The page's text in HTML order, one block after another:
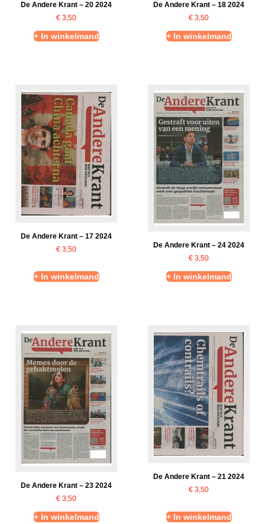
De Andere Krant – 20 2024
€ 3,50
+ In winkelmand
De Andere Krant – 18 2024
€ 3,50
+ In winkelmand
De Andere Krant – 17 2024
€ 3,50
+ In winkelmand
De Andere Krant – 24 2024
€ 3,50
+ In winkelmand
De Andere Krant – 23 2024
€ 3,50
+ In winkelmand
De Andere Krant – 21 2024
€ 3,50
+ In winkelmand